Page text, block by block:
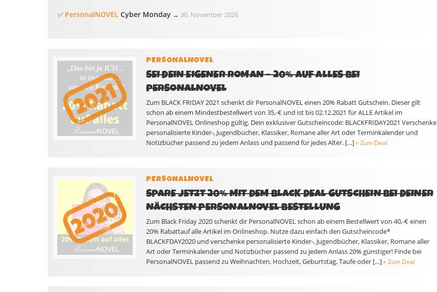
✅ PersonalNOVELCyber Monday → 30. November 2026
PERSONALNOVEL
SEI DEIN EIGENER ROMAN – 20% AUF ALLES BEI
PERSONALNOVEL
Zum BLACK FRIDAY 2021 schenkt dir PersonalNOVEL einen 20% Rabatt Gutschein. Dieser gilt
schon ab einem Mindestbestellwert von 35,-€ und ist bis 02.12.2021 für ALLE Artikel im
PersonalNOVEL Onlineshop gültig. Dein exklusiver Gutscheincode: BLACKFRIDAY2021 Verschenke
personalisierte Kinder-, Jugendbücher, Klassiker, Romane aller Art oder Terminkalender und
Notizbücher passend zu jedem Anlass und passend für jedes Alter. […] » Zum Deal
PERSONALNOVEL
SPARE JETZT 20% MIT DEM BLACK DEAL GUTSCHEIN BEI DEINER
NÄCHSTEN PERSONALNOVEL BESTELLUNG
Zum Black Friday 2020 schenkt dir PersonalNOVEL schon ab einem Bestellwert von 40,-€ einen
20% Rabattauf alle Artikel im Onlineshop. Nutze dazu einfach den Gutscheincode*
BLACKFDAY2020 und verschenke personalisierte Kinder-, Jugendbücher, Klassiker, Romane aller
Art oder Terminkalender und Notizbücher passend zu jedem Anlass 20% günstiger! Finde bei
PersonalNOVEL passend zu Weihnachten, Hochzeit, Geburtstag, Taufe oder […] » Zum Deal